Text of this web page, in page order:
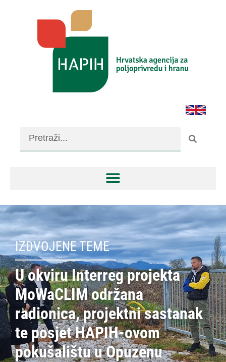
IZDVOJENE TEME
U okviru Interreg projekta
MoWaCLIM održana
radionica, projektni sastanak
te posjet HAPIH-ovom
pokušalištu u Opuzenu